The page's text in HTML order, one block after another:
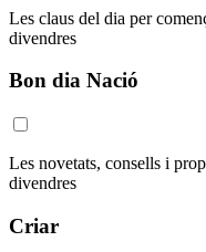
Les claus del dia per
divendres
Bon dia Nació
Les novetats, consells i
divendres
Criar